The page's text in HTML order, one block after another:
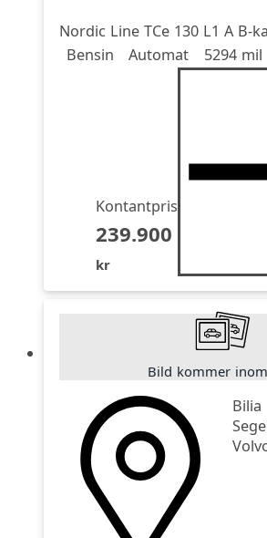
Nordic Line TCe 130 L1 A B-
Drivmedel
Bensin
Drivmedel Automat
Miltal 5294 mil
årsmodell
Kontantpris
239.900
kr
Bilia
Bild kommer